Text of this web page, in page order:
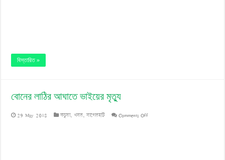
বিস্তারিত »
বোনের লাঠির আঘাতে ভাইয়ের মৃত্যু
29 May 2018 কচুয়া,খবর,বাগেরহাট Comments Offon